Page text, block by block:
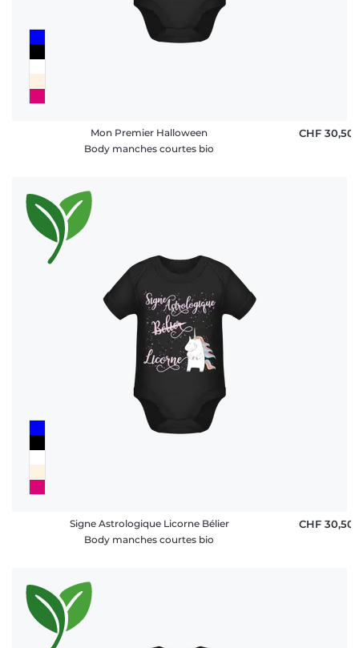
Mon Premier Halloween
Body manches courtes bio
CHF 30,50
Signe Astrologique Licorne Bélier
Body manches courtes bio
CHF 30,50